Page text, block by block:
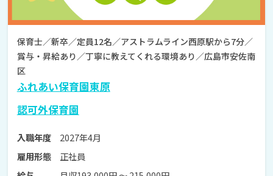
保育士／新卒／定員12名／アストラムライン西原駅から7分／
賞与・昇給あり／丁寧に教えてくれる環境あり／広島市安佐南
区
ふれあい保育園東原
認可外保育園
入職年度
2027年4月
雇用形態
正社員